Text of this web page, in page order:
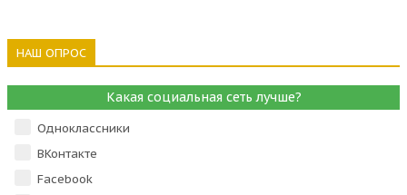
НАШ ОПРОС
Какая социальная сеть лучше?
Одноклассники
ВКонтакте
Facebook